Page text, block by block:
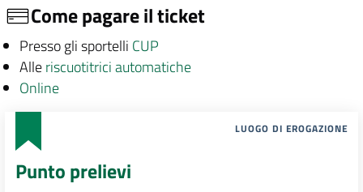
Come pagare il ticket
Presso gli sportelli CUP
Alleriscuotitrici automatiche
Online
LUOGO DI EROGAZIONE
Punto prelievi